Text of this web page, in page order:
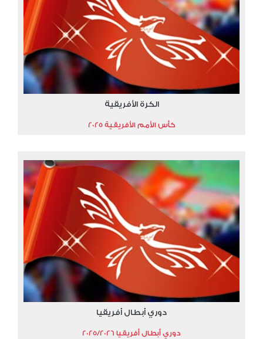
الكرة الأفريقية
كأس الأمم الأفريقية 2025
دوري أبطال أفريقيا
دوري أبطال أفريقيا 2025/2026